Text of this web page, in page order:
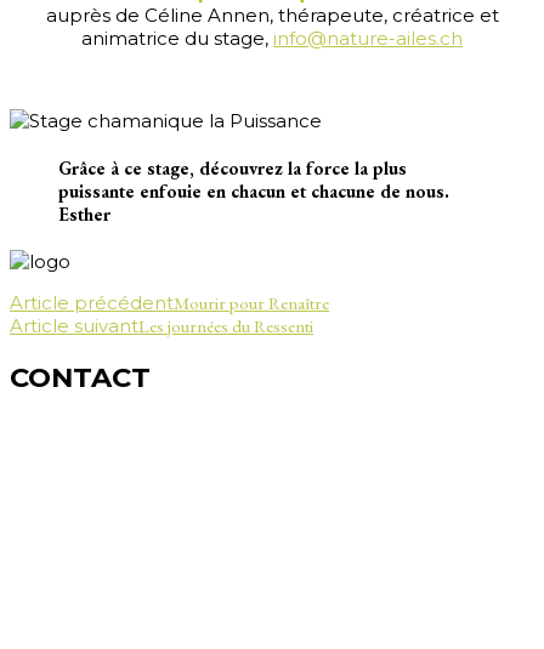
auprès de Céline Annen, thérapeute, créatrice et
animatrice du stage, info@nature-ailes.ch
Grâce à ce stage, découvrez la force la plus
puissante enfouie en chacun et chacune de nous.
Esther
Navigation
d'article
Article précédentMourir pour Renaître
Article suivantLes journées du Ressenti
CONTACT